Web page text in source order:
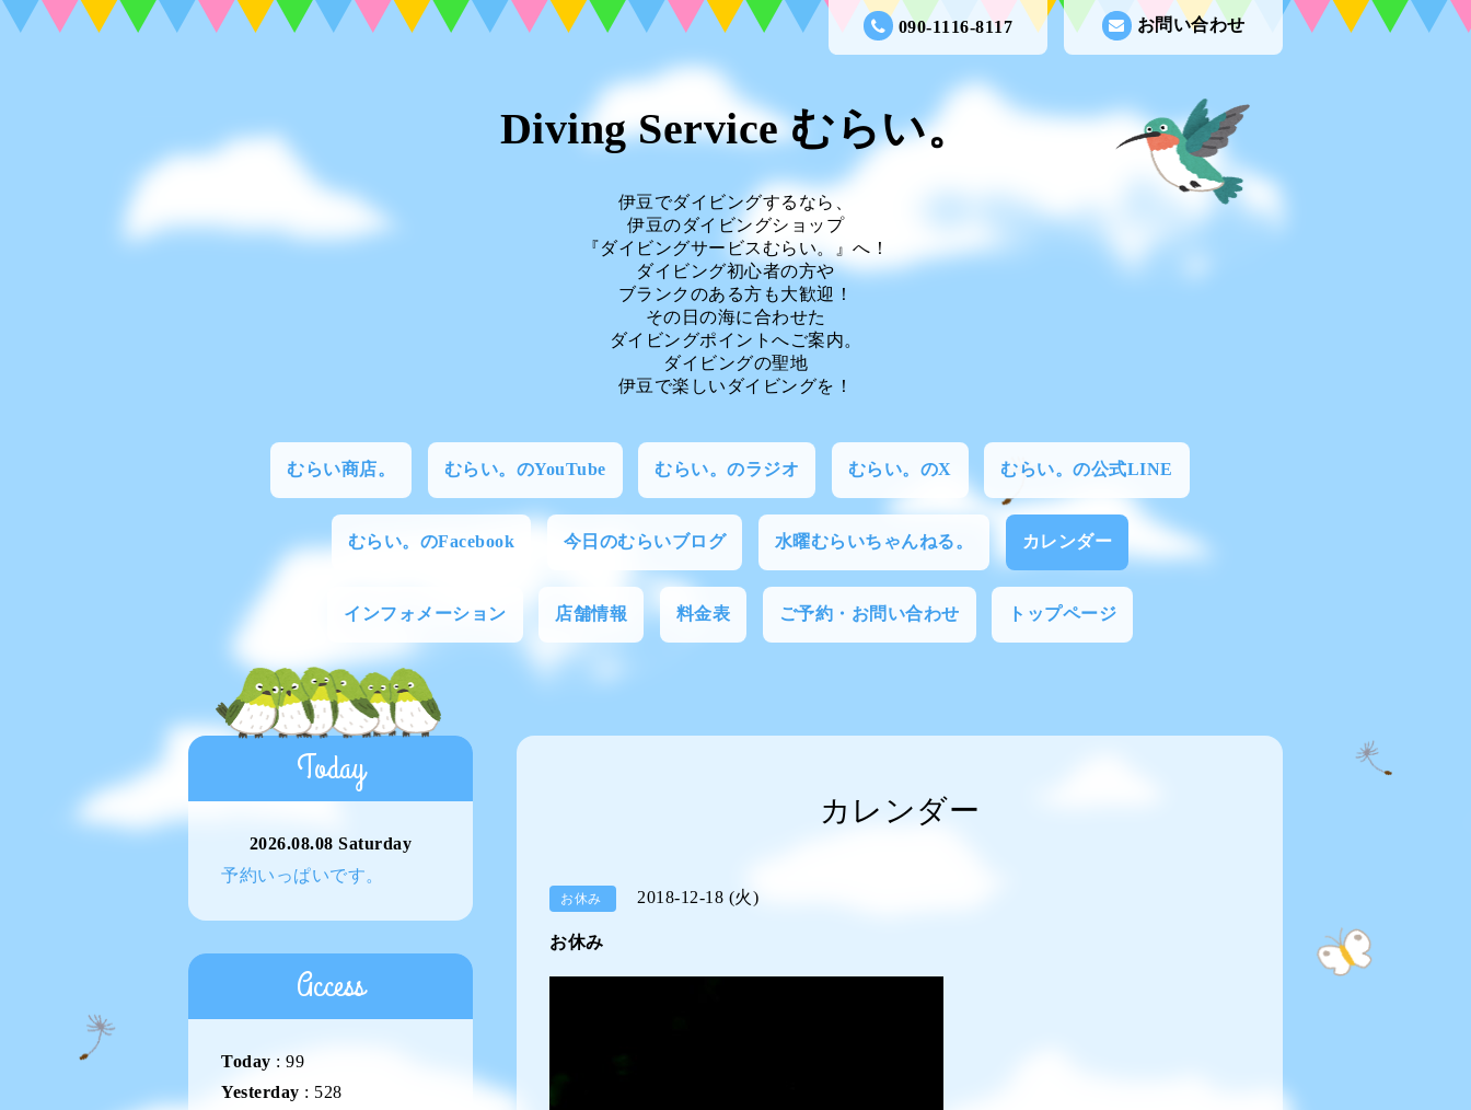
お問い合わせ
090-1116-8117
Diving Service むらい。
伊豆でダイビングするなら、
伊豆のダイビングショップ
『ダイビングサービスむらい。』へ！
ダイビング初心者の方や
ブランクのある方も大歓迎！
その日の海に合わせた
ダイビングポイントへご案内。
ダイビングの聖地
伊豆で楽しいダイビングを！
むらい商店。 むらい。のYouTube むらい。のラジオ むらい。のX むらい。の公式LINE
むらい。のFacebook 今日のむらいブログ 水曜むらいちゃんねる。 カレンダー
インフォメーション 店舗情報 料金表 ご予約・お問い合わせ トップページ
カレンダー
お休み 2018-12-18 (火)
お休み
Today
2026.08.08 Saturday
予約いっぱいです。
Access
Today : 99
Yesterday : 528